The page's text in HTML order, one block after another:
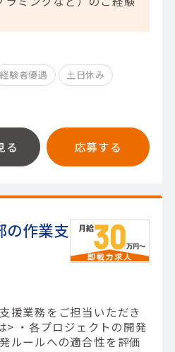
経験者優遇
土日休み
る 応募する
の作業支
援業務をご担当いただき
> ・各プロジェクトの開発
ルールへの適合性を評価